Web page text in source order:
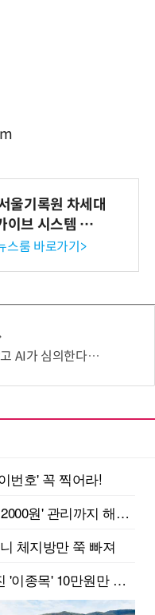
울기록원 차세대
이브 시스템 구축
스룸 바로가기>
보협회, 분석 시스템 구축